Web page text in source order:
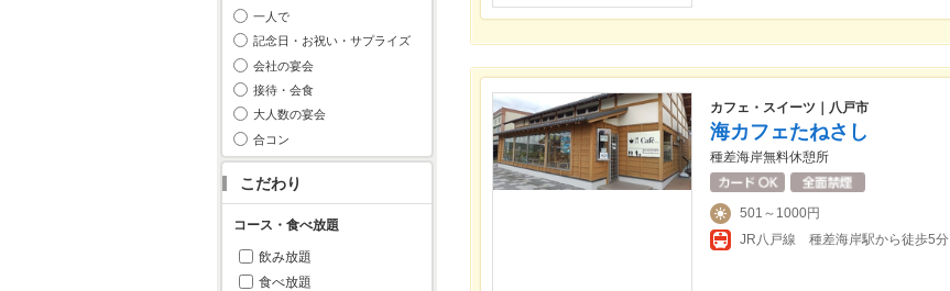
一人で
記念日・お祝い・サプライズ
会社の宴会
接待・会食
大人数の宴会
合コン
こだわり
コース・食べ放題
飲み放題
食べ放題
カフェ・スイーツ｜八戸市
海カフェたねさし
種差海岸無料休憩所
501～1000円
JR八戸線 種差海岸駅から徒歩5分